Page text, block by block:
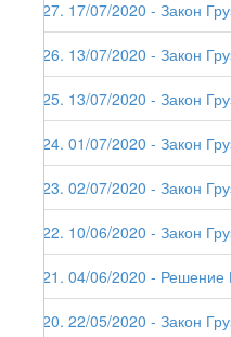
227. 17/07/2020 - Закон
226. 13/07/2020 - Закон
225. 13/07/2020 - Закон
224. 01/07/2020 - Закон
223. 02/07/2020 - Закон
222. 10/06/2020 - Закон
221. 04/06/2020 -
220. 22/05/2020 - Закон